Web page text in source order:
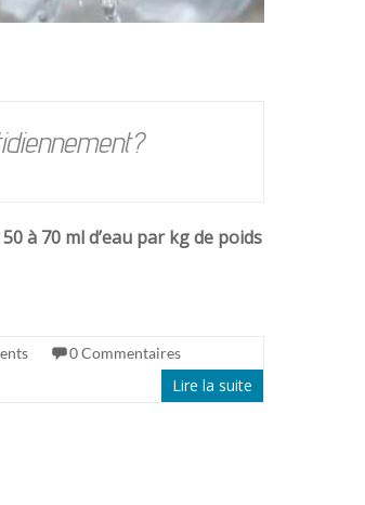
à 70 ml d’eau par kg de poids
0 Commentaires
Lire la suite